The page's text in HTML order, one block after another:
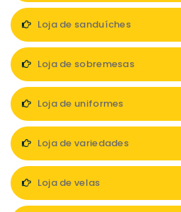
Loja de sanduíches
Loja de sobremesas
Loja de uniformes
Loja de variedades
Loja de velas